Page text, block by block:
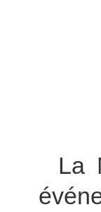
La